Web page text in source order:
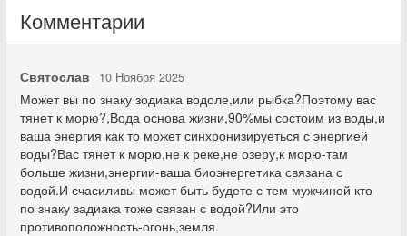
Комментарии
Святослав 10 Ноября 2025
Может вы по знаку зодиака водоле,или рыбка?Поэтому вас
тянет к морю?,Вода основа жизни,90%мы состоим из воды,и
ваша энергия как то может синхронизируеться с энергией
воды?Вас тянет к морю,не к реке,не озеру,к морю-там
больше жизни,энергии-ваша биоэнергетика связана с
водой.И счасиливы может быть будете с тем мужчиной кто
по знаку задиака тоже связан с водой?Или это
противоположность-огонь,земля.